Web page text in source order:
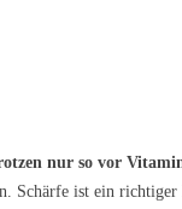
nur so vor
Schärfe ist ein richtiger